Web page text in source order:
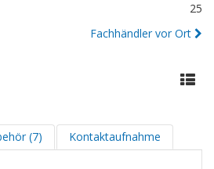
25
Fachhändler vor Ort
(7) Kontaktaufnahme